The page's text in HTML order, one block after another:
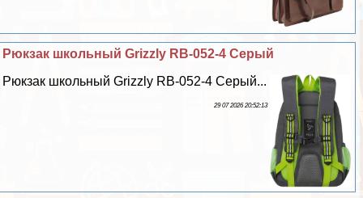
Рюкзак школьный Grizzly RB-052-4 Серый
Рюкзак школьный Grizzly RB-052-4 Серый...
29 07 2026 20:52:13